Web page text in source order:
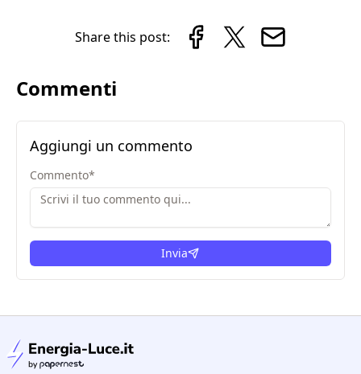
Share this post:
Commenti
Aggiungi un commento
Commento*
Invia